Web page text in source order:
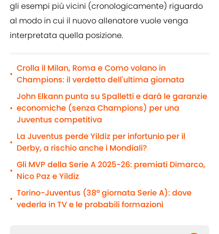
gli esempi più vicini (cronologicamente) riguardo
al modo in cui il nuovo allenatore vuole venga
interpretata quella posizione.
•
Crolla il Milan, Roma e Como volano in
Champions: il verdetto dell'ultima giornata
•
John Elkann punta su Spalletti e darà le garanzie
economiche (senza Champions) per una
Juventus competitiva
•
La Juventus perde Yildiz per infortunio per il
Derby, a rischio anche i Mondiali?
•
Gli MVP della Serie A 2025-26: premiati Dimarco,
Nico Paz e Yildiz
•
Torino-Juventus (38ª giornata Serie A): dove
vederla in TV e le probabili formazioni